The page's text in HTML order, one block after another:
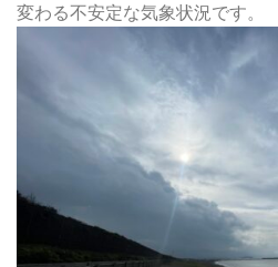
変わる不安定な気象状況です。